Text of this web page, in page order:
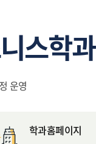
스학과
운영
학과홈페이지